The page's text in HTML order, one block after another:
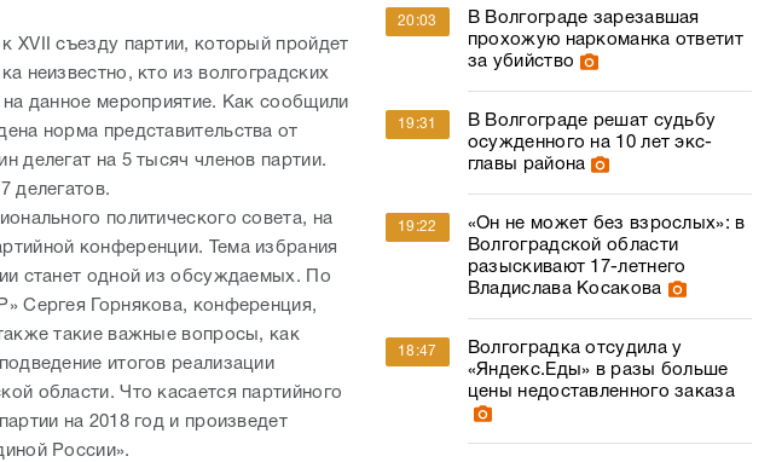
XVII съезду партии, который пройдет
неизвестно, кто из волгоградских
на данное мероприятие. Как сообщили
норма представительства от
делегат на 5 тысяч членов партии.
делегатов.
политического совета, на
конференции. Тема избрания
станет одной из обсуждаемых. По
Сергея Горнякова, конференция,
такие важные вопросы, как
итогов реализации
области. Что касается партийного
на 2018 год и произведет
России».
20:03
В Волгограде зарезавшая
прохожую наркоманка ответит
за убийство
19:31
В Волгограде решат судьбу
осужденного на 10 лет экс-
главы района
19:22
«Он не может без взрослых»: в
Волгоградской области
разыскивают 17-летнего
Владислава Косакова
18:47
Волгоградка отсудила у
«Яндекс.Еды» в разы больше
цены недоставленного заказа